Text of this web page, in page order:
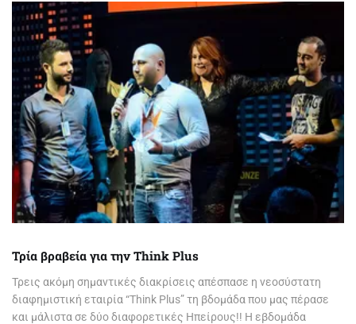
Τρία βραβεία για την Think Plus
Τρεις ακόμη σημαντικές διακρίσεις απέσπασε η νεοσύστατη
διαφημιστική εταιρία “Think Plus” τη βδομάδα που μας πέρασε
και μάλιστα σε δύο διαφορετικές Ηπείρους!! Η εβδομάδα